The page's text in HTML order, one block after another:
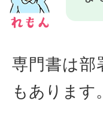
専門書は部
もあります。